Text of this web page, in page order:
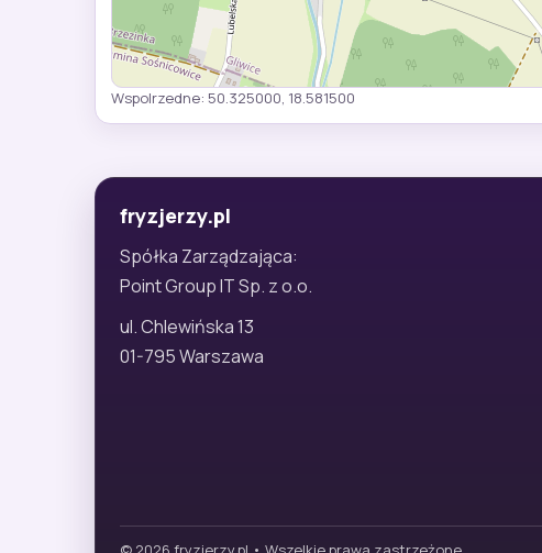
Wspolrzedne: 50.325000, 18.581500
fryzjerzy.pl
Spółka Zarządzająca:
Point Group IT Sp. z o.o.
ul. Chlewińska 13
01-795 Warszawa